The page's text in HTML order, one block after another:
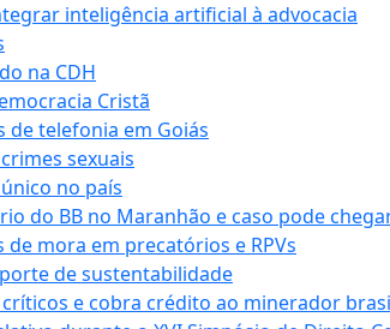
inteligência artificial à advocacia
na CDH
Cristã
de telefonia em Goiás
sexuais
no país
do BB no Maranhão e caso pode chegar
mora em precatórios e RPVs
de sustentabilidade
e cobra crédito ao minerador